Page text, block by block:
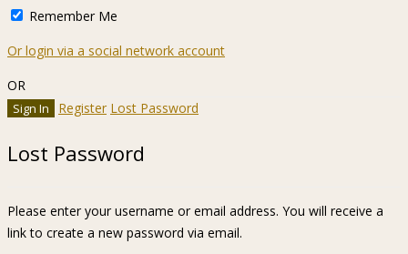
Remember Me
Or login via a social network account
OR
Register Lost Password
Lost Password
Please enter your username or email address. You will receive a
link to create a new password via email.